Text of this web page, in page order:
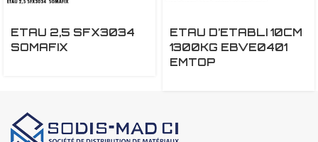
ETAU 2,5 SFX3034
SOMAFIX
ETAU D’ETABLI 10CM
1300KG EBVE0401
EMTOP